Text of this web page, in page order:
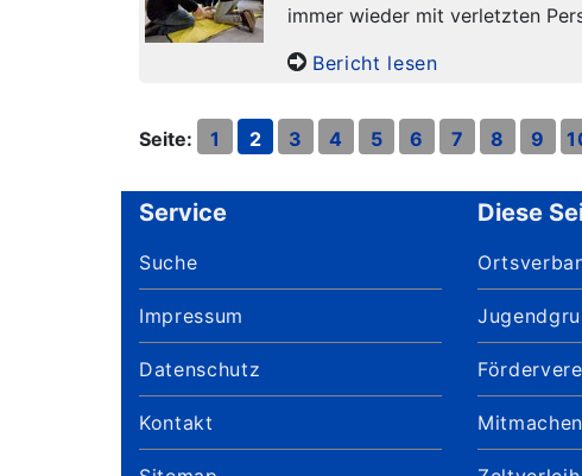
immer wieder mit verletzten
Bericht lesen
Seite: 1 2 3 4 5 6 7 8 9
Service
Suche
Impressum
Datenschutz
Kontakt
Diese
Mitmachen